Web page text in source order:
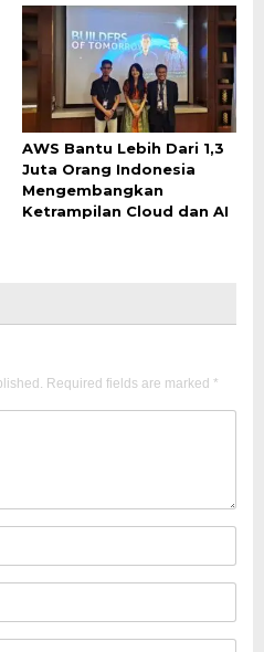
AWS Bantu Lebih Dari 1,3
Juta Orang Indonesia
Mengembangkan
Ketrampilan Cloud dan AI
Required fields are marked *